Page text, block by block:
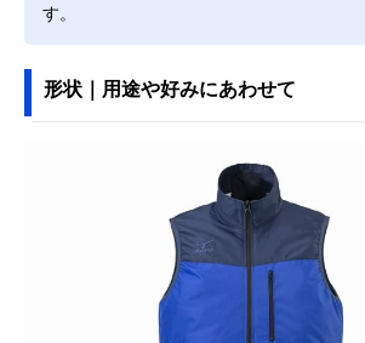
す。
形状｜用途や好みにあわせて